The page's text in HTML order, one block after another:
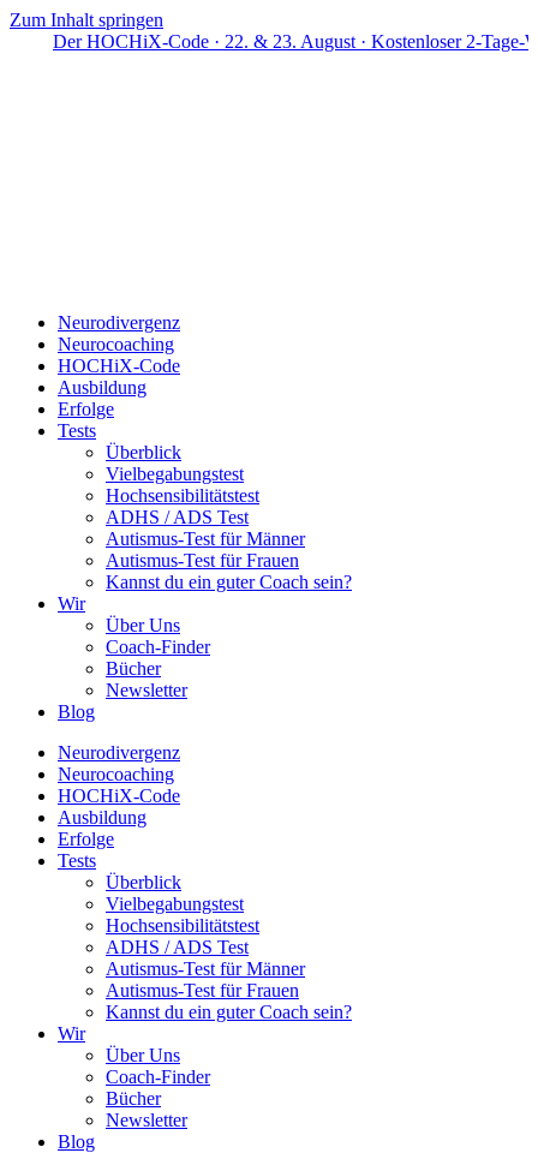
Zum Inhalt springen
Der HOCHiX-Code · 22. & 23. August · Kostenloser 2-Tage-
Neurodivergenz
Neurocoaching
HOCHiX-Code
Ausbildung
Erfolge
Tests
Überblick
Vielbegabungstest
Hochsensibilitätstest
ADHS / ADS Test
Autismus-Test für Männer
Autismus-Test für Frauen
Kannst du ein guter Coach sein?
Wir
Über Uns
Coach-Finder
Bücher
Newsletter
Blog
Neurodivergenz
Neurocoaching
HOCHiX-Code
Ausbildung
Erfolge
Tests
Überblick
Vielbegabungstest
Hochsensibilitätstest
ADHS / ADS Test
Autismus-Test für Männer
Autismus-Test für Frauen
Kannst du ein guter Coach sein?
Wir
Über Uns
Coach-Finder
Bücher
Newsletter
Blog